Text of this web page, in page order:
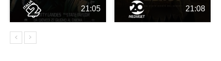
21:05 21:08